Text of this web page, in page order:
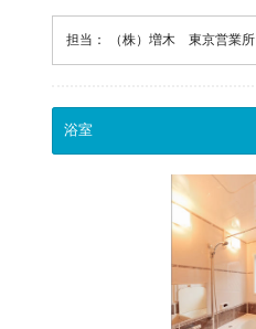
担当： （株）増木 東京営業所